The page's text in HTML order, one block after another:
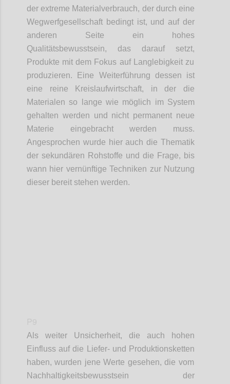
der extreme Materialverbrauch, der durch eine
Wegwerfgesellschaft bedingt ist, und auf der
anderen Seite ein hohes
Qualitätsbewusstsein, das darauf setzt,
Produkte mit dem Fokus auf Langlebigkeit zu
produzieren.
Eine Weiterführung dessen ist
eine reine
Kreislaufwirtschaft, in der die
Materialen so lange wie möglich im System
gehalten werden und nicht permanent neue
Materie eingebracht werden muss.
Angesprochen wurde hier auch die Thematik
der sekundären Rohstoffe und die Frage, bis
wann hier vernünftige Techniken zur Nutzung
dieser bereit stehen werden.
Als weiter Unsicherheit, d ie auch hohen
Einfluss auf die Liefer- und Produktionsketten
haben,wurden jeneWerte gesehen, die vom
Nachhaltigkeitsbewusstsein der